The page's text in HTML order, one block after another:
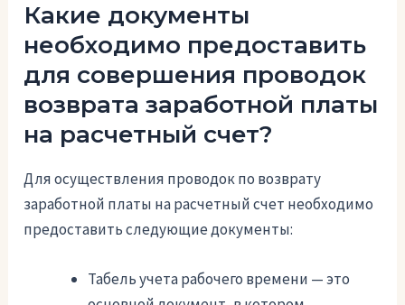
Какие документы
необходимо предоставить
для совершения проводок
возврата заработной платы
на расчетный счет?
Для осуществления проводок по возврату
заработной платы на расчетный счет необходимо
предоставить следующие документы:
Табель учета рабочего времени — это